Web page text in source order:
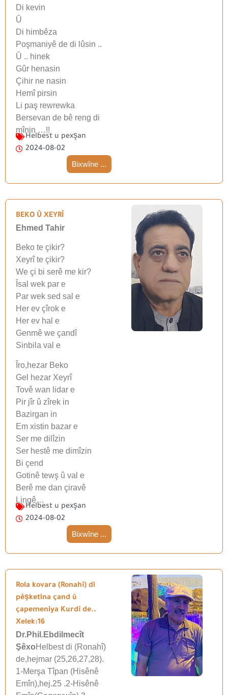
Di kevin
Û
Di himbêza
Poşmaniyê de di lûsin ..
Û .. hinek
Gûr henasin
Çihir ne nasin
Hemî pirsin
Li paş rewrewka
Bersevan de bê reng di
mînin …!!
Helbest u pexşan
2024-08-02
Bixwîne ...
BEKO Û XEYRÎ
Ehmed Tahir
Beko te çikir?
Xeyrî te çikir?
We çi bi serê me kir?
Îsal wek par e
Par wek sed sal e
Her ev çîrok e
Her ev hal e
Genmê we çandî
Sinbila val e
Îro,hezar Beko
Gel hezar Xeyrî
Tovê wan lidar e
Pir jîr û zîrek in
Bazirgan in
Em xistin bazar e
Ser me dilîzin
Ser hestê me dimîzin
Bi çend
Gotinê tewş û val e
Berê me dan çiravê
Lingê…
Helbest u pexşan
2024-08-02
Bixwîne ...
Rola kovara (Ronahî) di
pêşketina çand û
çapemeniya Kurdî de..
Xelek:16
Dr.Phil.Ebdilmecît
ŞêxoHelbest di (Ronahî)
de,hejmar (25,26,27,28).
1-Merşa Tîpan (Hisênê
Emîn),hej.25 .2-Hisênê